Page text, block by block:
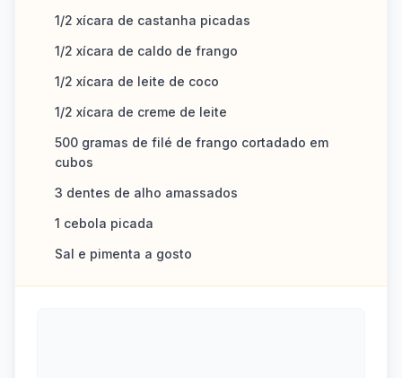
1/2 xícara de castanha picadas
1/2 xícara de caldo de frango
1/2 xícara de leite de coco
1/2 xícara de creme de leite
500 gramas de filé de frango cortadado em
cubos
3 dentes de alho amassados
1 cebola picada
Sal e pimenta a gosto